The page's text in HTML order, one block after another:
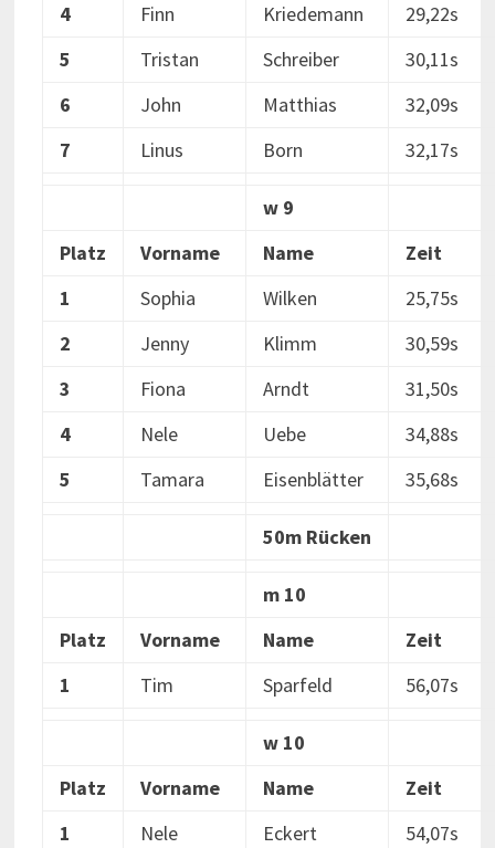
4
Finn Kriedemann
29,22s
5
Tristan Schreiber
30,11s
6
John Matthias
32,09s
7
Linus Born 32,17s
w 9
Platz
Vorname Name
Zeit
1
Sophia Wilken
25,75s
2
Jenny Klimm
30,59s
3
Fiona Arndt
31,50s
4
Nele Uebe
34,88s
5
Tamara Eisenblätter 35,68s
50m Rücken
m 10
Platz
Vorname Name
Zeit
1
Tim Sparfeld 56,07s
w 10
Platz
Vorname Name
Zeit
1
Nele Eckert
54,07s